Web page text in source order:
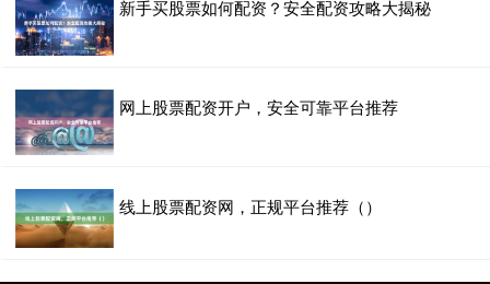
新手买股票如何配资？安全配资攻略大揭秘
网上股票配资开户，安全可靠平台推荐
线上股票配资网，正规平台推荐（）